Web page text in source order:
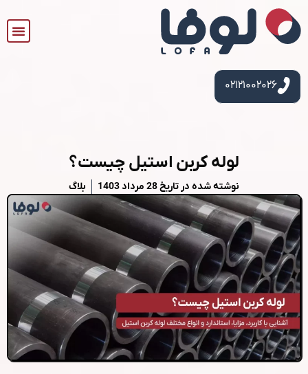
۰۲۱۲۱۰۰۲۰۲۶
لوله کربن استیل چیست؟
نوشته شده در تاریخ28 مرداد 1403 بلاگ